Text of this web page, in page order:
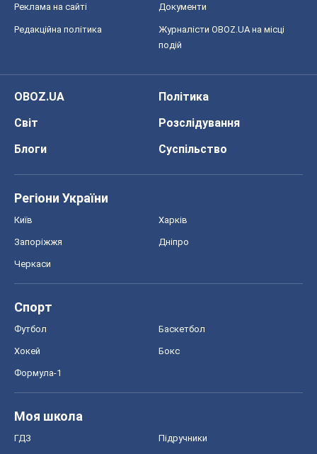
Реклама на сайті Документи
Редакційна політика
Журналісти OBOZ.UA на місці
подій
OBOZ.UA
Політика
Світ
Розслідування
Блоги
Суспільство
Регіони України
Київ Харків
Запоріжжя Дніпро
Черкаси
Спорт
Футбол Баскетбол
Хокей Бокс
Формула-1
Моя школа
ГДЗ Підручники